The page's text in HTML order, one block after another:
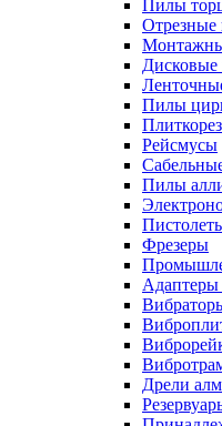
Пилы
Отрезные
Пилы
Рейсмусы
Пилы
Фрезеры
Адаптеры
Дрели